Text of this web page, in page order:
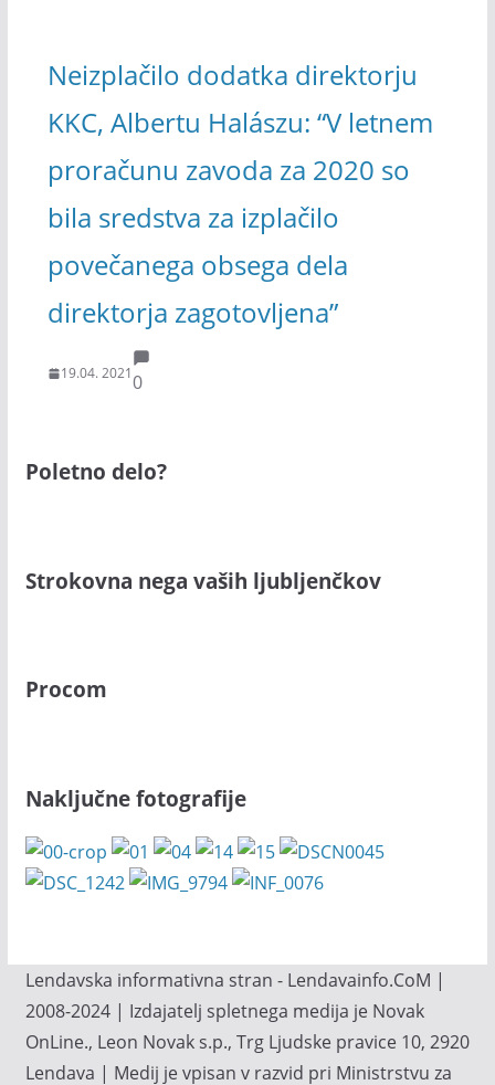
Neizplačilo dodatka direktorju
KKC, Albertu Halászu: “V letnem
proračunu zavoda za 2020 so
bila sredstva za izplačilo
povečanega obsega dela
direktorja zagotovljena”
19.04. 20210
Poletno delo?
Strokovna nega vaših ljubljenčkov
Procom
Naključne fotografije
Lendavska informativna stran - Lendavainfo.CoM |
2008-2024 | Izdajatelj spletnega medija je Novak
OnLine., Leon Novak s.p., Trg Ljudske pravice 10, 2920
Lendava | Medij je vpisan v razvid pri Ministrstvu za